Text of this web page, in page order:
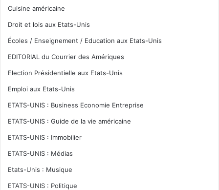
Cuisine américaine
Droit et lois aux Etats-Unis
Écoles / Enseignement / Education aux Etats-Unis
EDITORIAL du Courrier des Amériques
Election Présidentielle aux Etats-Unis
Emploi aux Etats-Unis
ETATS-UNIS : Business Economie Entreprise
ETATS-UNIS : Guide de la vie américaine
ETATS-UNIS : Immobilier
ETATS-UNIS : Médias
Etats-Unis : Musique
ETATS-UNIS : Politique